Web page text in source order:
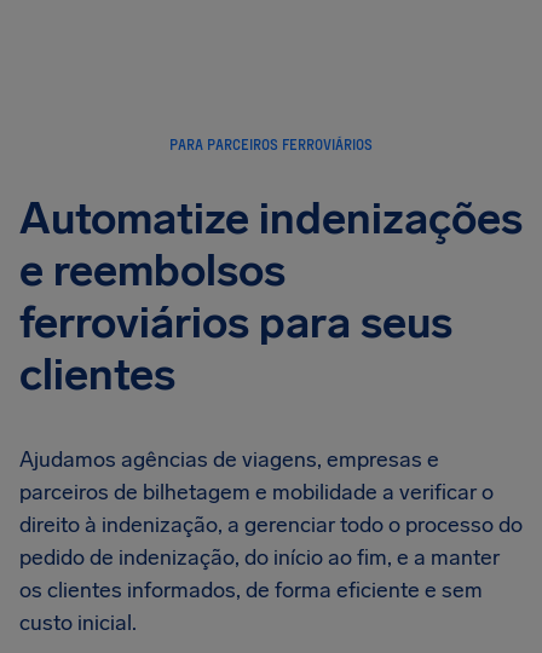
PARA PARCEIROS FERROVIÁRIOS
Automatize indenizações
e reembolsos
ferroviários para seus
clientes
Ajudamos agências de viagens, empresas e
parceiros de bilhetagem e mobilidade a verificar o
direito à indenização, a gerenciar todo o processo do
pedido de indenização, do início ao fim, e a manter
os clientes informados, de forma eficiente e sem
custo inicial.